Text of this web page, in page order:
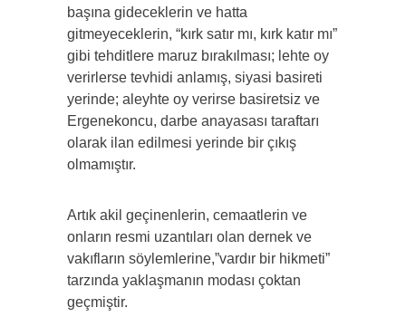
başına gideceklerin ve hatta
gitmeyeceklerin, “kırk satır mı, kırk katır mı”
gibi tehditlere maruz bırakılması; lehte oy
verirlerse tevhidi anlamış, siyasi basireti
yerinde; aleyhte oy verirse basiretsiz ve
Ergenekoncu, darbe anayasası taraftarı
olarak ilan edilmesi yerinde bir çıkış
olmamıştır.
Artık akil geçinenlerin, cemaatlerin ve
onların resmi uzantıları olan dernek ve
vakıfların söylemlerine,”vardır bir hikmeti”
tarzında yaklaşmanın modası çoktan
geçmiştir.